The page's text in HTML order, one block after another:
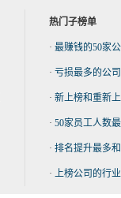
热门子榜单
· 最赚钱的50家
· 亏损最多的公司
· 新上榜和重新
· 50家员工人数
· 排名提升最多
· 上榜公司的行